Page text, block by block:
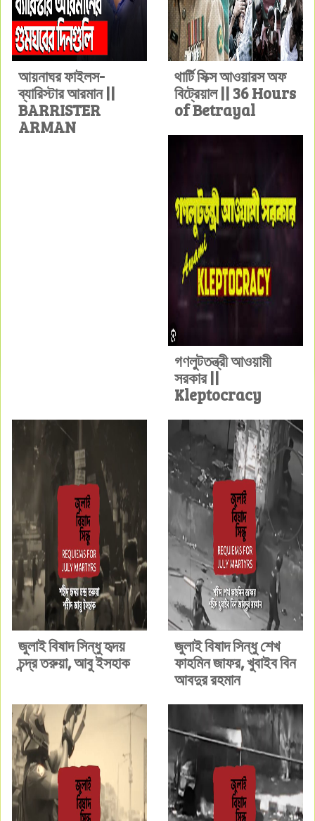
আয়নাঘর ফাইলস-
ব্যারিস্টার আরমান ||
BARRISTER
ARMAN
থার্টি সিক্স আওয়ারস অফ
বিট্রেয়াল || 36 Hours
of Betrayal
গণলুটতন্ত্রী আওয়ামী
সরকার ||
Kleptocracy
জুলাই বিষাদ সিন্ধু হৃদয়
চন্দ্র তরুয়া, আবু ইসহাক
জুলাই বিষাদ সিন্ধু শেখ
ফাহমিন জাফর, খুবাইব বিন
আবদুর রহমান